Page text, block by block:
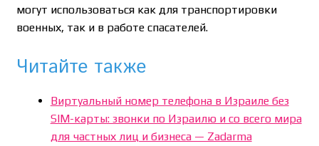
могут использоваться как для транспортировки
военных, так и в работе спасателей.
Читайте также
Виртуальный номер телефона в Израиле без
SIM-карты: звонки по Израилю и со всего мира
для частных лиц и бизнеса — Zadarma